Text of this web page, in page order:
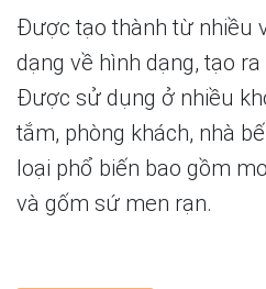
Được tạo thành từ nhiều
dạng về hình dạng, tạo
Được sử dụng ở nhiều
tắm, phòng khách, nhà
loại phổ biến bao gồm
và gốm sứ men rạn.